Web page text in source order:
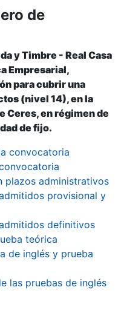
de
y Timbre - Real Casa
Empresarial,
para cubrir una
(nivel 14), en la
Ceres, en régimen de
de fijo.
convocatoria
plazos administrativos
provisional y
definitivos
teórica
de inglés y prueba
las pruebas de inglés